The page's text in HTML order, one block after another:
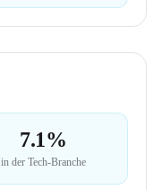
7.1%
in der Tech-Branche